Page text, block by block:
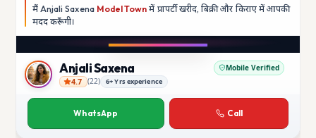
मैं Anjali Saxena Model Town में प्रापर्टी खरीद, बिक्री और किराए में आपकी
मददकरूँगी।
Anjali Saxena
Anjali Saxena Mobile Verified
4.7 (22) 6+ Yrs experience
WhatsApp Call